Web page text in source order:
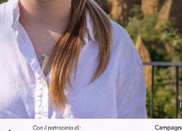
Cronaca 3 Agosto 2026
Scomparso da una struttura di
Fiorentino l’uomo che aveva
Levane nel 2020
Cronaca 4 Agosto 2026
Un anno fa la strage in A1 in cui
Gianni, Giulia e Franco. Lo
processo, lo stop ai sorpassi fra